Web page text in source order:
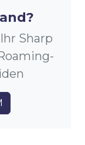
Sharp